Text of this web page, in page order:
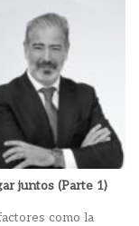
juntos (Parte 1)
como la